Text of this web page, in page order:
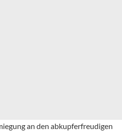
an den abkupferfreudigen